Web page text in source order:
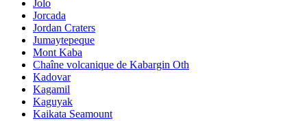
Jolo
Jorcada
Jordan Craters
Jumaytepeque
Mont Kaba
Chaîne volcanique de Kabargin Oth
Kadovar
Kagamil
Kaguyak
Kaikata Seamount